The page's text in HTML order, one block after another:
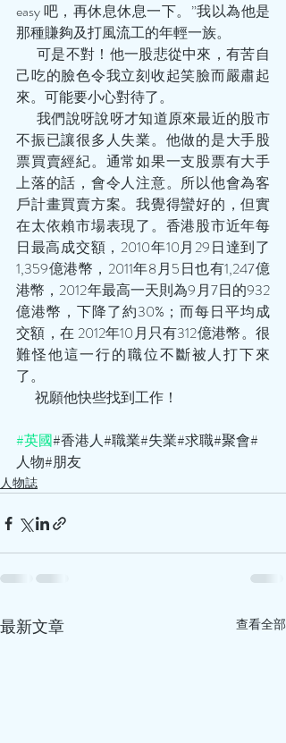
easy 吧，再休息休息一下。”我以為他是
那種賺夠及打風流工的年輕一族。
       可是不對！他一股悲從中來，有苦自
己吃的臉色令我立刻收起笑臉而嚴肅起
來。可能要小心對待了。
       我們說呀說呀才知道原來最近的股市
不振已讓很多人失業。他做的是大手股
票買賣經紀。通常如果一支股票有大手
上落的話，會令人注意。所以他會為客
戶計畫買賣方案。我覺得蠻好的，但實
在太依賴市場表現了。香港股市近年每
日最高成交額，2010年10月29日達到了
1,359億港幣，2011年8月5日也有1,247億
港幣，2012年最高一天則為9月7日的932
億港幣，下降了約30%；而每日平均成
交額，在 2012年10月只有312億港幣。很
難怪他這一行的職位不斷被人打下來
了。
       祝願他快些找到工作！
#英國#香港人#職業#失業#求職#聚會#
人物#朋友
人物誌
最新文章 查看全部